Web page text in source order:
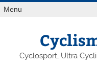
Menu
Cyclosport, Ultra